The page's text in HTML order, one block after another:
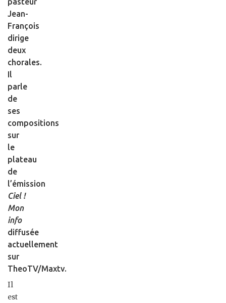
Jean-
François
dirige
deux
chorales.
Il
parle
de
ses
compositions
sur
le
plateau
de
l’émission
Ciel !
Mon
info
diffusée
actuellement
sur
TheoTV/Maxtv.
Il
est